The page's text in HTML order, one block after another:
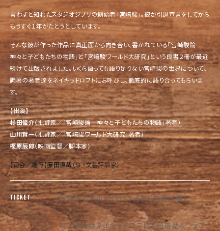
言わずと知れたスタジオジブリの創始者「宮﨑駿」。彼が引退宣言をしてから
もうすぐ１年がたとうとしています。
そんな彼が作った作品に真正面から向き合い、書かれている「宮崎駿論
神々と子どもたちの物語」と「宮﨑駿ワールド大研究」という良書２冊が最近
続けて出版されました。いくら語っても語り足りない宮崎駿の世界について、
両著の著者達をネイキッドロフトにお呼びし、徹底的に語り合ってもらいま
す。
【出演】
杉田俊介（批評家／「宮崎駿論 神々と子どもたちの物語」著者）
山川賢一（批評家／「宮﨑駿ワールド大研究」著者）
樫原辰郎（映画監督／脚本家）
【司会／進行】藤田直哉（SF・文芸評論家）
TICKET 前売 ￥1,500/当日￥1,800(飲食代別)
※ご予約はネイキッドロフト店頭電話＆ウェブ